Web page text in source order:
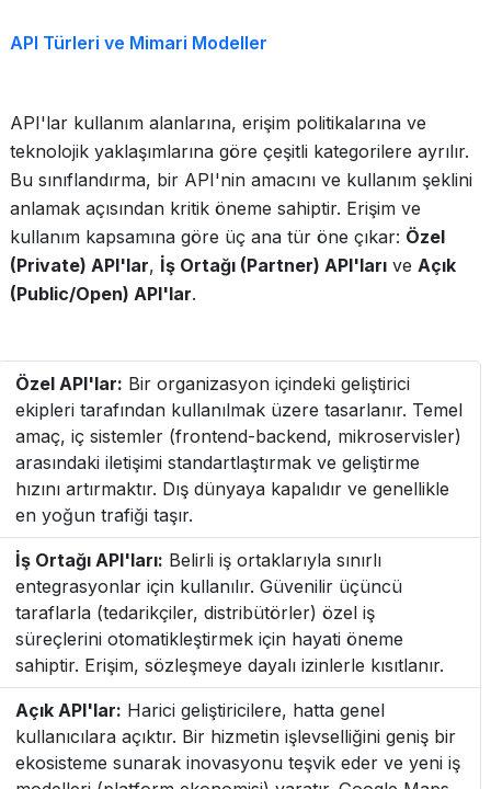
API Türleri ve Mimari Modeller
API'lar kullanım alanlarına, erişim politikalarına ve
teknolojik yaklaşımlarına göre çeşitli kategorilere ayrılır.
Bu sınıflandırma, bir API'nin amacını ve kullanım şeklini
anlamak açısından kritik öneme sahiptir. Erişim ve
kullanım kapsamına göre üç ana tür öne çıkar: Özel
(Private) API'lar, İş Ortağı (Partner) API'ları ve Açık
(Public/Open) API'lar.
Özel API'lar: Bir organizasyon içindeki geliştirici
ekipleri tarafından kullanılmak üzere tasarlanır. Temel
amaç, iç sistemler (frontend-backend, mikroservisler)
arasındaki iletişimi standartlaştırmak ve geliştirme
hızını artırmaktır. Dış dünyaya kapalıdır ve genellikle
en yoğun trafiği taşır.
İş Ortağı API'ları: Belirli iş ortaklarıyla sınırlı
entegrasyonlar için kullanılır. Güvenilir üçüncü
taraflarla (tedarikçiler, distribütörler) özel iş
süreçlerini otomatikleştirmek için hayati öneme
sahiptir. Erişim, sözleşmeye dayalı izinlerle kısıtlanır.
Açık API'lar: Harici geliştiricilere, hatta genel
kullanıcılara açıktır. Bir hizmetin işlevselliğini geniş bir
ekosisteme sunarak inovasyonu teşvik eder ve yeni iş